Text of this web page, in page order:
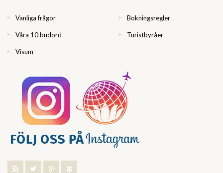
Vanliga frågor Bokningsregler
Våra 10 budord Turistbyråer
Visum